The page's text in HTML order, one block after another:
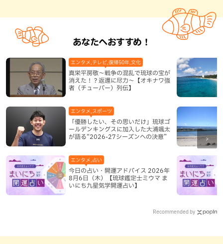
あなたへおすすめ！
真栄平房敬～戦争の混乱で琉球の宝が
消えた！？返還に尽力～【オキナワ強
者（チューバー）列伝】
エンタメ,テレビ,復帰50年,文化
「優勝したい、その思いだけ」琉球ゴ
ールデンキングスに加入した大浦颯太
が語る“2026-27シーズンへの決意”
エンタメ,スポーツ
今日の占い・開運アドバイス 2026年
8月6日（木）【琉球鑑定士ミウマ ま
いにち九星気学開運占い】
エンタメ,占い
Recommended by